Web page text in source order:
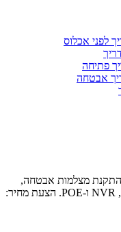
לפני אכלוס
פתיחה
אבטחה
מצלמות אבטחה,
מצלמת אבטחה לבחוץ, אלחוטיות וסולאריות, NVR ו-POE. הצעת מחיר: